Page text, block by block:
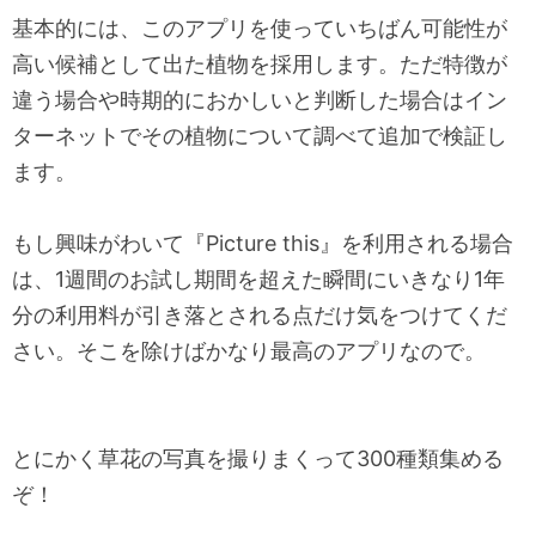
基本的には、このアプリを使っていちばん可能性が
高い候補として出た植物を採用します。ただ特徴が
違う場合や時期的におかしいと判断した場合はイン
ターネットでその植物について調べて追加で検証し
ます。
もし興味がわいて『Picture this』を利用される場合
は、1週間のお試し期間を超えた瞬間にいきなり1年
分の利用料が引き落とされる点だけ気をつけてくだ
さい。そこを除けばかなり最高のアプリなので。
とにかく草花の写真を撮りまくって300種類集める
ぞ！